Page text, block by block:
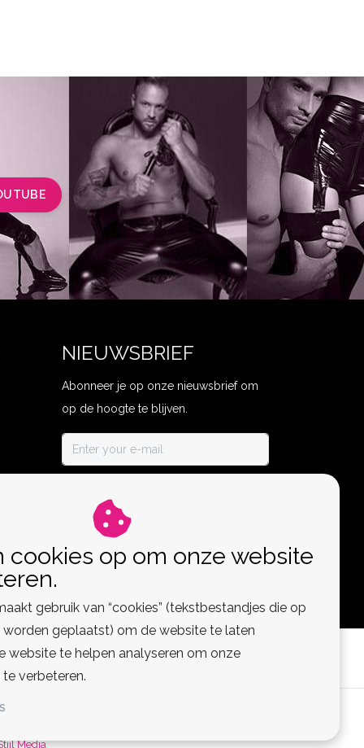
NIEUWSBRIEF
Abonneer je op onze nieuwsbrief om
op de hoogte te blijven.
Media
cookies op om onze website
gebruik van “cookies” (tekstbestandjes die op
geplaatst) om de website te laten
website te helpen analyseren om onze
verbeteren.